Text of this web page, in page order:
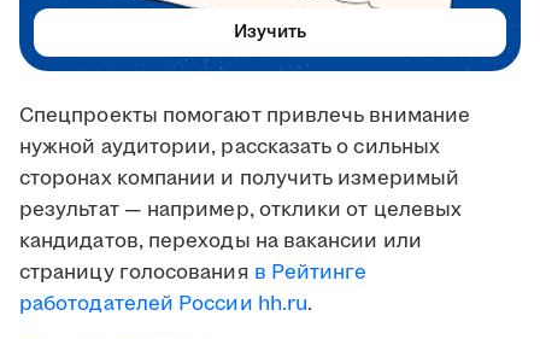
Спецпроекты помогают привлечь внимание
нужной аудитории, рассказать о сильных
сторонах компании и получить измеримый
результат — например, отклики от целевых
кандидатов, переходы на вакансии или
страницу голосования в Рейтинге
работодателей России hh.ru.
Изучить